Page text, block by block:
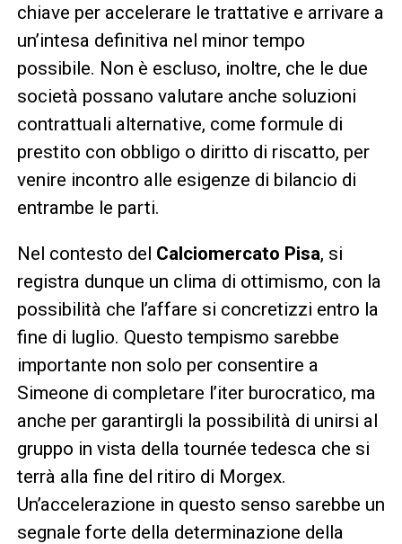
chiave per accelerare le trattative e arrivare a
un’intesa definitiva nel minor tempo
possibile. Non è escluso, inoltre, che le due
società possano valutare anche soluzioni
contrattuali alternative, come formule di
prestito con obbligo o diritto di riscatto, per
venire incontro alle esigenze di bilancio di
entrambe le parti.
Nel contesto del Calciomercato Pisa, si
registra dunque un clima di ottimismo, con la
possibilità che l’affare si concretizzi entro la
fine di luglio. Questo tempismo sarebbe
importante non solo per consentire a
Simeone di completare l’iter burocratico, ma
anche per garantirgli la possibilità di unirsi al
gruppo in vista della tournée tedesca che si
terrà alla fine del ritiro di Morgex.
Un’accelerazione in questo senso sarebbe un
segnale forte della determinazione della